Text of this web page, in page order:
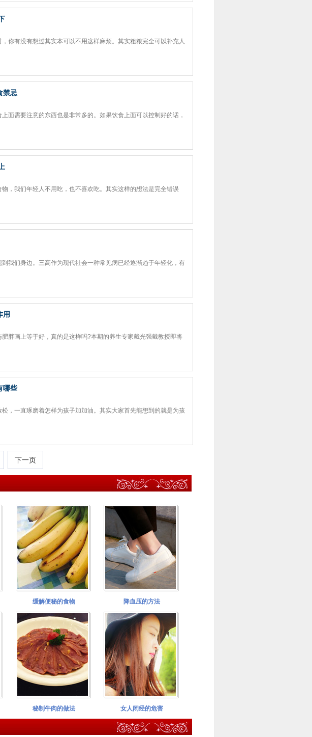
你有没有想过其实本可以不用这样麻烦。其实粗粮完全可以补充人
禁忌
面需要注意的东西也是非常多的。如果饮食上面可以控制好的话，
，我们年轻人不用吃，也不喜欢吃。其实这样的想法是完全错误
我们身边。三高作为现代社会一种常见病已经逐渐趋于年轻化，有
用
胖画上等于好，真的是这样吗?本期的养生专家戴光强戴教授即将
哪些
，一直琢磨着怎样为孩子加加油。其实大家首先能想到的就是为孩
下一页
缓解便秘的食物 降血压的方法
秘制牛肉的做法 女人闭经的危害